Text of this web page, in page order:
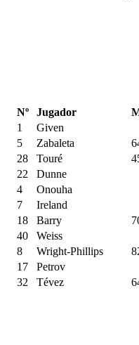
Nº Jugador
1
Given
5 Zabaleta
28 Touré
22
Dunne
4
Onouha
7
Ireland
18 Barry
40
Weiss
8 Wright-Phillips
17
Petrov
32 Tévez